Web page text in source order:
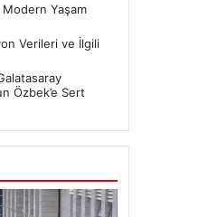
Yaşam
Verileri ve İlgili
Özbek’e Sert